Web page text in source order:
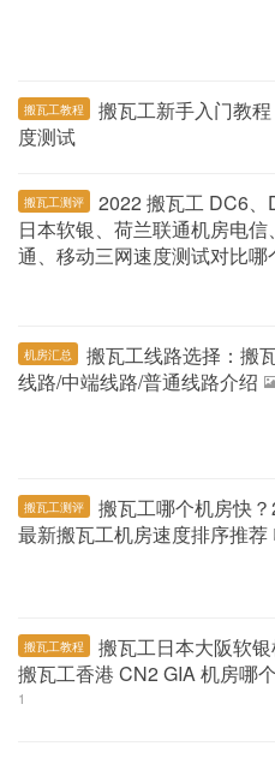
搬瓦工教程
搬瓦工新手入门教
度测试
搬瓦工测评
2022 搬瓦工 DC6、
日本软银、荷兰联通机房电信
通、移动三网速度测试对比哪
机房汇总
搬瓦工线路选择：搬
线路/中端线路/普通线路介绍
搬瓦工测评
搬瓦工哪个机房快
最新搬瓦工机房速度排序推荐
搬瓦工教程
搬瓦工日本大阪软
搬瓦工香港 CN2 GIA 机房哪
1